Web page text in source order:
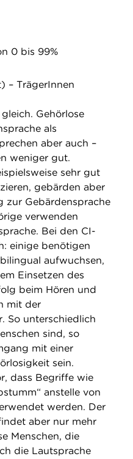
0 bis 99%
– TrägerInnen
Gehörlose
als
aber auch –
weniger gut.
sehr gut
gebärden aber
zur Gebärdensprache
verwenden
Bei den CI-
einige benötigen
aufwuchsen,
Einsetzen des
beim Hören und
mit der
So unterschiedlich
sind, so
mit einer
sein.
dass Begriffe wie
anstelle von
werden. Der
aber nur mehr
Menschen, die
die Lautsprache